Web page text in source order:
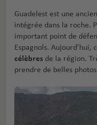
Guadelest est une
intégrée dans la roche.
important point de
Espagnols. Aujourd’hui,
célèbres de la région.
prendre de belles